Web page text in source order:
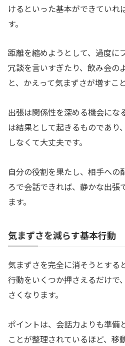
けるといった基本ができていれ
す。
距離を縮めようとして、過度に
冗談を言いすぎたり、飲み会の
と、かえって気まずさが増すこ
出張は関係性を深める機会にな
は結果として起きるものであり
しなくて大丈夫です。
自分の役割を果たし、相手への
ろで会話できれば、静かな出張
ます。
気まずさを減らす基本行動
気まずさを完全に消そうとする
行動をいくつか押さえるだけで
さくなります。
ポイントは、会話力よりも準備
ことが整理されているほど、移